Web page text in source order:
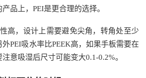
品上，PEI是更合理的选择。
高，设计上需要避免尖角，转角处至少
PEI吸水率比PEEK高，如果手板需要在
意吸湿后尺寸可能变大0.1-0.2%。